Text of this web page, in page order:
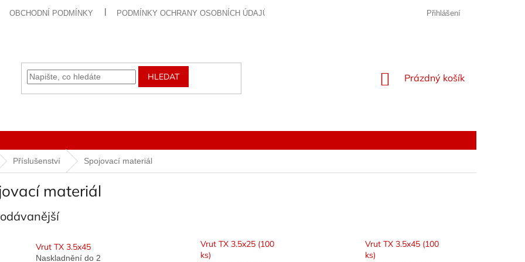
OBCHODNÍ PODMÍNKY PODMÍNKY OCHRANY OSOBNÍCH ÚDAJŮ Přihlášení
HLEDAT
NÁKUPNÍ
Prázdný košík
Příslušenství Spojovací materiál
materiál
Vrut TX 3.5x45
Naskladnění do 2
Vrut TX 3.5x25 (100
ks)
Vrut TX 3.5x45 (100
ks)